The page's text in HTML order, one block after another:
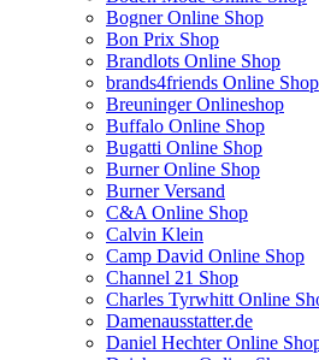
Bogner Online Shop
Bon Prix Shop
Brandlots Online Shop
brands4friends Online Shop
Breuninger Onlineshop
Buffalo Online Shop
Bugatti Online Shop
Burner Online Shop
Burner Versand
C&A Online Shop
Calvin Klein
Camp David Online Shop
Channel 21 Shop
Charles Tyrwhitt Online
Damenausstatter.de
Daniel Hechter Online